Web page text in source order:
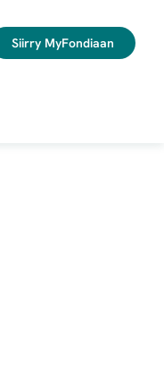
Siirry MyFondiaan